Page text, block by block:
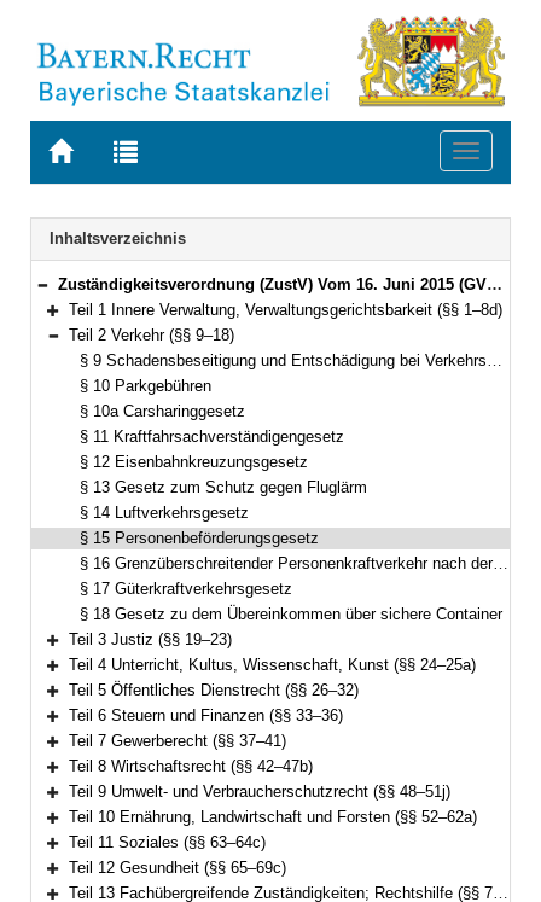
Zur
BAYERN.RECHT
Zur
letzten
Suche
Toggle
Navigation
Inhaltsverzeichnis
Bereich reduzieren
Zuständigkeitsverordnung (ZustV) Vom 16. Juni 2015 (GVBl. S. 184) BayRS 2015-1-1-V (§§ 1–100)
Bereich erweitern
Teil 1 Innere Verwaltung, Verwaltungsgerichtsbarkeit (§§ 1–8d)
Bereich reduzieren
Teil 2 Verkehr (§§ 9–18)
§ 9 Schadensbeseitigung und Entschädigung bei Verkehrszeichen
§ 10 Parkgebühren
§ 10a Carsharinggesetz
§ 11 Kraftfahrsachverständigengesetz
§ 12 Eisenbahnkreuzungsgesetz
§ 13 Gesetz zum Schutz gegen Fluglärm
§ 14 Luftverkehrsgesetz
§ 15 Personenbeförderungsgesetz
§ 16 Grenzüberschreitender Personenkraftverkehr nach der Verordnung (EG) Nr. 1073/2009
§ 17 Güterkraftverkehrsgesetz
§ 18 Gesetz zu dem Übereinkommen über sichere Container
Bereich erweitern
Teil 3 Justiz (§§ 19–23)
Bereich erweitern
Teil 4 Unterricht, Kultus, Wissenschaft, Kunst (§§ 24–25a)
Bereich erweitern
Teil 5 Öffentliches Dienstrecht (§§ 26–32)
Bereich erweitern
Teil 6 Steuern und Finanzen (§§ 33–36)
Bereich erweitern
Teil 7 Gewerberecht (§§ 37–41)
Bereich erweitern
Teil 8 Wirtschaftsrecht (§§ 42–47b)
Bereich erweitern
Teil 9 Umwelt- und Verbraucherschutzrecht (§§ 48–51j)
Bereich erweitern
Teil 10 Ernährung, Landwirtschaft und Forsten (§§ 52–62a)
Bereich erweitern
Teil 11 Soziales (§§ 63–64c)
Bereich erweitern
Teil 12 Gesundheit (§§ 65–69c)
Teil 13 Fachübergreifende Zuständigkeiten; Rechtshilfe (§§ 70–86)